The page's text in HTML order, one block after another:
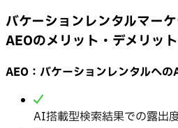
バケーションレンタルマー
AEOのメリット・デメリット
AEO：バケーションレンタルへ
AI搭載型検索結果での露出